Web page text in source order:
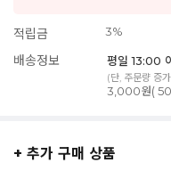
적립금 3%
배송정보 평일 13:00
(단, 주문량 증
3,000원(
+ 추가 구매 상품